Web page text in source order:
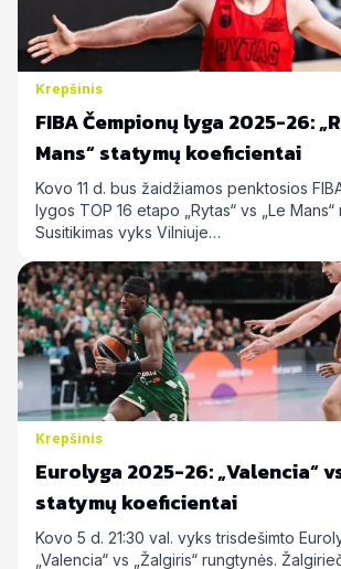
Krepšinis
FIBA Čempionų lyga 2025-26:
Mans“ statymų koeficientai
Kovo 11 d. bus žaidžiamos penktosios
lygos TOP 16 etapo „Rytas“ vs „Le Mans“
Susitikimas vyks Vilniuje…
Krepšinis
Eurolyga 2025-26: „Valencia“
statymų koeficientai
Kovo 5 d. 21:30 val. vyks trisdešimto
„Valencia“ vs „Žalgiris“ rungtynės.